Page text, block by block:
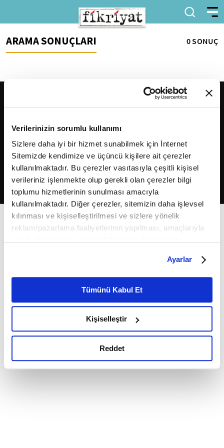
Verilerinizin sorumlu kullanımı
Sizlere daha iyi bir hizmet sunabilmek için İnternet
Sitemizde kendimize ve üçüncü kişilere ait çerezler
kullanılmaktadır. Bu çerezler vasıtasıyla çeşitli kişisel
verileriniz işlenmekte olup gerekli olan çerezler bilgi
toplumu hizmetlerinin sunulması amacıyla
kullanılmaktadır. Diğer çerezler, sitemizin daha işlevsel
kılınması ve kişiselleştirilmesi ve sizlere yönelik
reklam/pazarlama faaliyetlerinin yapılması, amaçlarıyla
belirleyebilirsiniz. Çerezlere ilişkin detaylı bilgi için
Ayarlar butonuna tıklayabilir,Çerez Bilgilendirme
Metnimizi ziyaret edebilirsiniz.
6698 sayılı Kişisel Verilerin Korunması Kanunu uyarınca
okumak ve sitemizi ziyaretiniz kapsamında
gerçekleştirilen veri işleme faaliyetleri ile ilgili daha
detaylı bilgi almak için lütfentıklayınız.
Ayarlar
Tümünü Kabul Et
Kişiselleştir
Reddet
ARAMA SONUÇLARI 0 SONUÇ
2026Fikriyat. Tüm hakları saklıdır.